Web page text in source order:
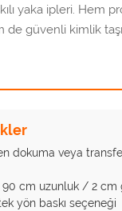
yaka ipleri. Hem
de güvenli kimlik
dokuma veya
cm uzunluk / 2 cm
yön baskı seçeneği